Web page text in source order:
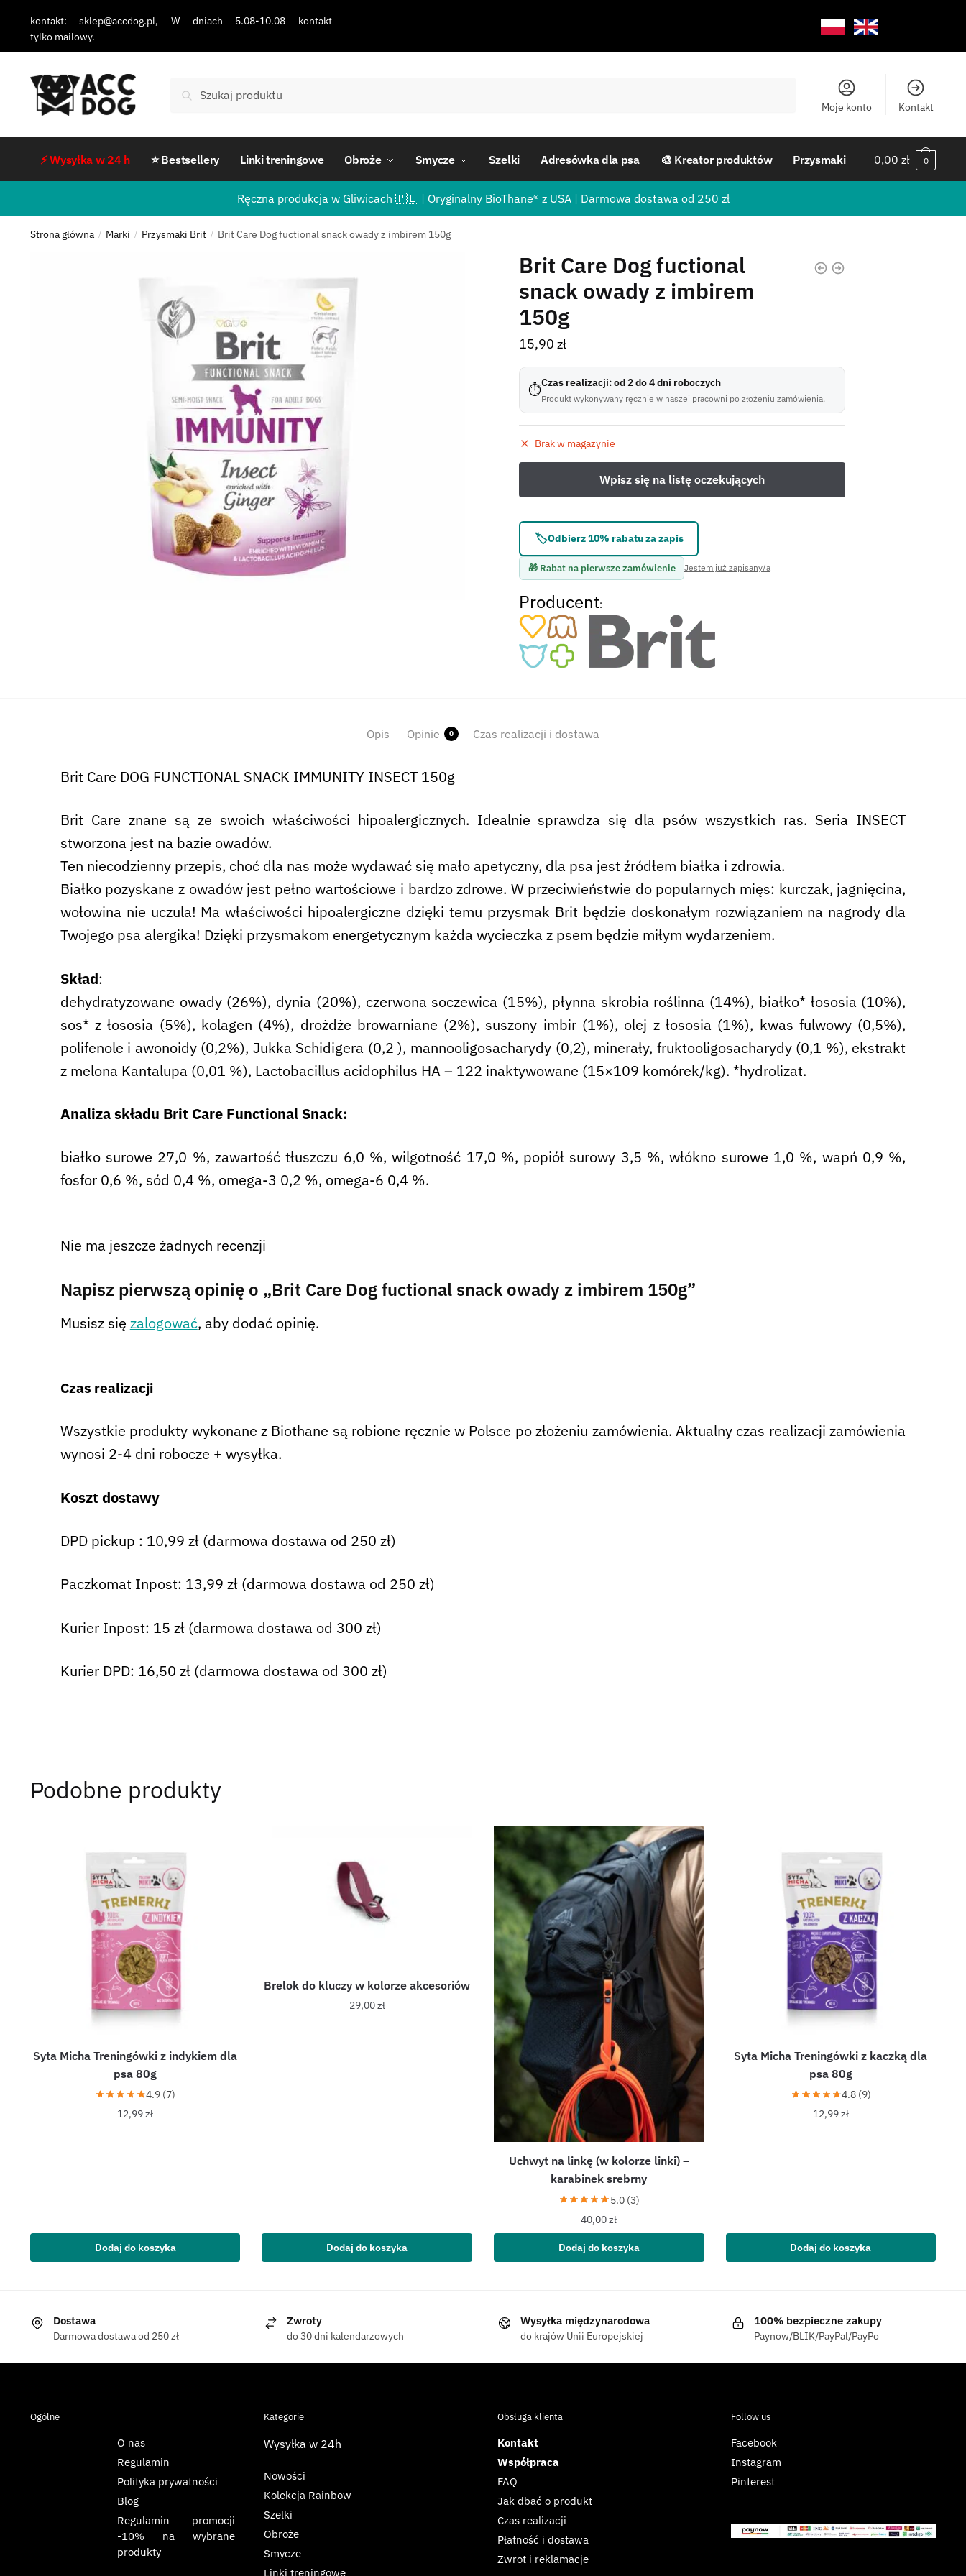
kontakt: sklep@accdog.pl, W dniach 5.08-10.08 kontakt
tylko mailowy.
Szukaj
Moje konto Kontakt
⚡ Wysyłka w 24 h ⭐ Bestsellery Linki treningowe Obroże Smycze Szelki Adresówka dla psa 🎨 Kreator produktów Przysmaki 0,00zł 0
Ręczna produkcja w Gliwicach 🇵🇱 | Oryginalny BioThane® z USA | Darmowa dostawa od 250 zł
Strona główna / Marki / Przysmaki Brit / Brit Care Dog fuctional snack owady z imbirem 150g
Brit Care Dog fuctional
snack owady z imbirem
150g
15,90zł
⏱Czas realizacji: od 2 do 4 dni roboczych
Produkt wykonywany ręcznie w naszej pracowni po złożeniu zamówienia.
Brak w magazynie
🏷️Odbierz 10% rabatu za zapis
🎁 Rabat na pierwsze zamówienie Jestem już zapisany/a
Producent:
Opis Opinie 0 Czas realizacji i dostawa
Brit Care DOG FUNCTIONAL SNACK IMMUNITY INSECT 150g
Brit Care znane są ze swoich właściwości hipoalergicznych. Idealnie sprawdza się dla psów wszystkich ras. Seria INSECT
stworzona jest na bazie owadów.
Ten niecodzienny przepis, choć dla nas może wydawać się mało apetyczny, dla psa jest źródłem białka i zdrowia.
Białko pozyskane z owadów jest pełno wartościowe i bardzo zdrowe. W przeciwieństwie do popularnych mięs: kurczak, jagnięcina,
wołowina nie uczula! Ma właściwości hipoalergiczne dzięki temu przysmak Brit będzie doskonałym rozwiązaniem na nagrody dla
Twojego psa alergika! Dzięki przysmakom energetycznym każda wycieczka z psem będzie miłym wydarzeniem.
Skład:
dehydratyzowane owady (26%), dynia (20%), czerwona soczewica (15%), płynna skrobia roślinna (14%), białko* łososia (10%),
sos* z łososia (5%), kolagen (4%), drożdże browarniane (2%), suszony imbir (1%), olej z łososia (1%), kwas fulwowy (0,5%),
polifenole i awonoidy (0,2%), Jukka Schidigera (0,2 ), mannooligosacharydy (0,2), minerały, fruktooligosacharydy (0,1 %), ekstrakt
z melona Kantalupa (0,01 %), Lactobacillus acidophilus HA – 122 inaktywowane (15×109 komórek/kg). *hydrolizat.
Analiza składu Brit Care Functional Snack:
białko surowe 27,0 %, zawartość tłuszczu 6,0 %, wilgotność 17,0 %, popiół surowy 3,5 %, włókno surowe 1,0 %, wapń 0,9 %,
fosfor 0,6 %, sód 0,4 %, omega-3 0,2 %, omega-6 0,4 %.
Nie ma jeszcze żadnych recenzji
Napisz pierwszą opinię o „Brit Care Dog fuctional snack owady z imbirem 150g”
Musisz się zalogować, aby dodać opinię.
Czas realizacji
Wszystkie produkty wykonane z Biothane są robione ręcznie w Polsce po złożeniu zamówienia. Aktualny czas realizacji zamówienia
wynosi 2-4 dni robocze + wysyłka.
Koszt dostawy
DPD pickup : 10,99 zł (darmowa dostawa od 250 zł)
Paczkomat Inpost: 13,99 zł (darmowa dostawa od 250 zł)
Kurier Inpost: 15 zł (darmowa dostawa od 300 zł)
Kurier DPD: 16,50 zł (darmowa dostawa od 300 zł)
Podobne produkty
Syta Micha Treningówki z indykiem dla
psa 80g
4.9 (7)
12,99zł
Dodaj do koszyka
Brelok do kluczy w kolorze akcesoriów
29,00zł
Dodaj do koszyka
Uchwyt na linkę (w kolorze linki) –
karabinek srebrny
5.0 (3)
40,00zł
Dodaj do koszyka
Syta Micha Treningówki z kaczką dla
psa 80g
4.8 (9)
12,99zł
Dodaj do koszyka
Dostawa
Darmowa dostawa od 250 zł
Zwroty
do 30 dni kalendarzowych
Wysyłka międzynarodowa
do krajów Unii Europejskiej
100% bezpieczne zakupy
Paynow/BLIK/PayPal/PayPo
Ogólne
O nas
Regulamin
Polityka prywatności
Blog
Regulamin promocji
-10% na wybrane
produkty
Kategorie
Wysyłka w 24h
Nowości
Kolekcja Rainbow
Szelki
Obroże
Smycze
Linki treningowe
Obsługa klienta
Kontakt
Współpraca
FAQ
Jak dbać o produkt
Czas realizacji
Płatność i dostawa
Zwrot i reklamacje
Follow us
Facebook
Instagram
Pinterest